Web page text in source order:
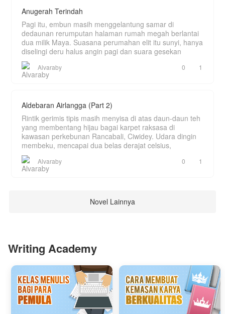
Anugerah Terindah
Pagi itu, embun masih menggelantung samar di
dedaunan rerumputan halaman rumah megah berlantai
dua milik Maya. Suasana perumahan elit itu sunyi, hanya
diselingi deru halus angin pagi dan suara gesekan
Alvaraby 0 1
Aldebaran Airlangga (Part 2)
Rintik gerimis tipis masih menyisa di atas daun-daun teh
yang membentang hijau bagai karpet raksasa di
kawasan perkebunan Rancabali, Ciwidey. Udara dingin
membeku, mencapai dua belas derajat celsius,
Alvaraby 0 1
Novel Lainnya
Writing Academy